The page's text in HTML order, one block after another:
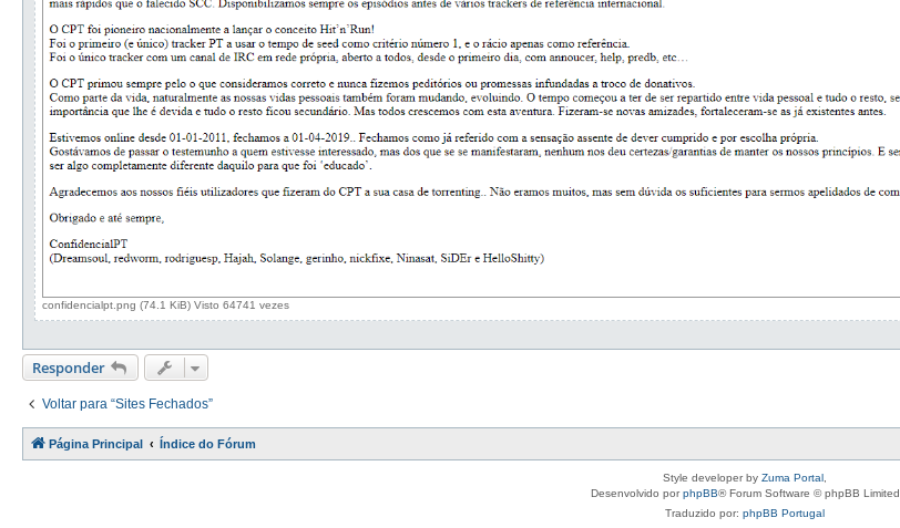
confidencialpt.png (74.1 KiB) Visto 64741 vezes
Responder
Voltar para “Sites Fechados”
Página Principal Índice do Fórum
Style developer by Zuma Portal
Desenvolvido porphpBB® Forum Software © phpBB Limited
Traduzido por: phpBB Portugal